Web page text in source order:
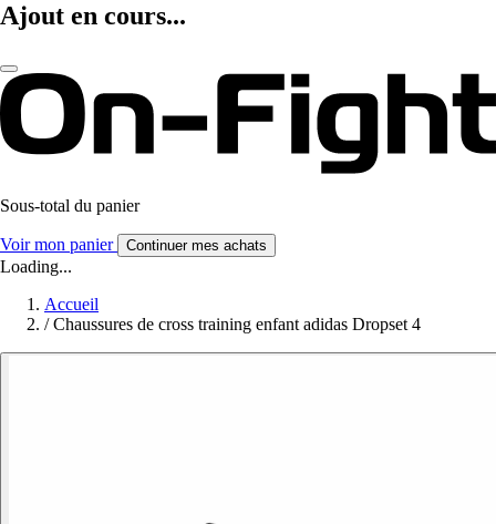
Ajout en cours...
Sous-total du panier
Voir mon panier Continuer mes achats
Loading...
Accueil
/ Chaussures de cross training enfant adidas Dropset 4